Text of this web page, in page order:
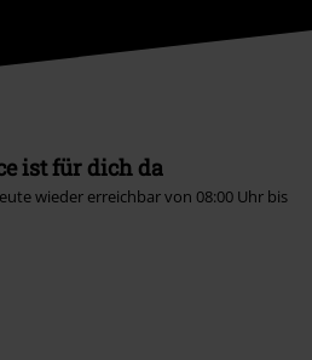
ist für dich da
wieder erreichbar von 08:00 Uhr bis